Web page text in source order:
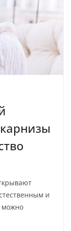
и
можно